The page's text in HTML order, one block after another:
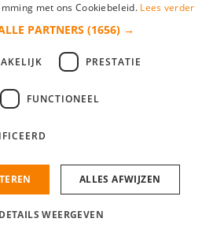
•Privacy Contact•
3366 reviews
met ons Cookiebeleid. Lees verder
PARTNERS (1656) →
PRESTATIE
FUNCTIONEEL
ALLES AFWIJZEN
DETAILS WEERGEVEN